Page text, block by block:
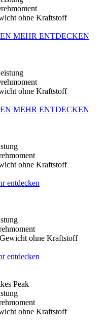
ohne Kraftstoff
MEHR ENTDECKEN
ohne Kraftstoff
MEHR ENTDECKEN
ohne Kraftstoff
entdecken
Gewicht ohne Kraftstoff
entdecken
Peak
ohne Kraftstoff